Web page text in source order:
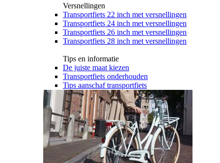
Versnellingen
Transportfiets 22 inch met versnellingen
Transportfiets 24 inch met versnellingen
Transportfiets 26 inch met versnellingen
Transportfiets 28 inch met versnellingen
Tips en informatie
De juiste maat kiezen
Transportfiets onderhouden
Tips aanschaf transportfiets